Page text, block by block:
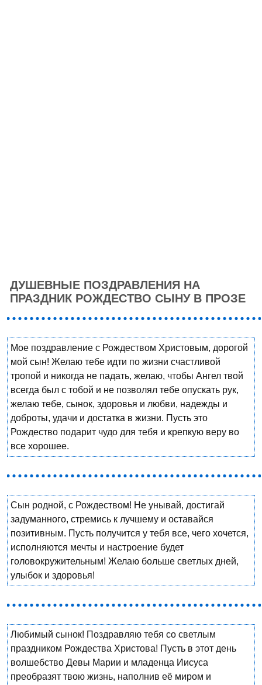
ДУШЕВНЫЕ ПОЗДРАВЛЕНИЯ НА
ПРАЗДНИК РОЖДЕСТВО СЫНУ В ПРОЗЕ
Мое поздравление с Рождеством Христовым, дорогой
мой сын! Желаю тебе идти по жизни счастливой
тропой и никогда не падать, желаю, чтобы Ангел твой
всегда был с тобой и не позволял тебе опускать рук,
желаю тебе, сынок, здоровья и любви, надежды и
доброты, удачи и достатка в жизни. Пусть это
Рождество подарит чудо для тебя и крепкую веру во
все хорошее.
Сын родной, с Рождеством! Не унывай, достигай
задуманного, стремись к лучшему и оставайся
позитивным. Пусть получится у тебя все, чего хочется,
исполняются мечты и настроение будет
головокружительным! Желаю больше светлых дней,
улыбок и здоровья!
Любимый сынок! Поздравляю тебя со светлым
праздником Рождества Христова! Пусть в этот день
волшебство Девы Марии и младенца Иисуса
преобразят твою жизнь, наполнив её миром и